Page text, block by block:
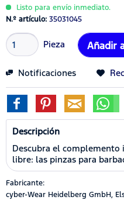
Listo para envío inmediato.
N.º artículo: 35031045
Pieza Añadir
Notificaciones
Descripción
Descubra el complemento
libre: las pinzas para
Fabricante:
cyber-Wear Heidelberg GmbH,